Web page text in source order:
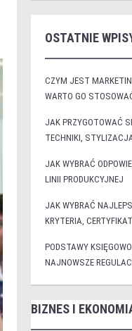
OSTATNIE
CZYM JEST
WARTO GO
JAK PRZYGOTOWAĆ
TECHNIKI,
JAK WYBRAĆ
LINII PRODUKCYJNEJ
JAK WYBRAĆ
KRYTERIA,
PODSTAWY
NAJNOWSZE
BIZNES I